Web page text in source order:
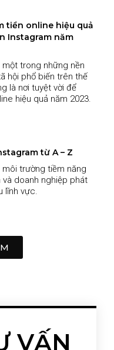
tiền online hiệu quả
Instagram năm
một trong những nền
hội phổ biến trên thế
là nơi tuyệt vời để
hiệu quả năm 2023.
từ A – Z
môi trường tiềm năng
và doanh nghiệp phát
lĩnh vực.
VẤN